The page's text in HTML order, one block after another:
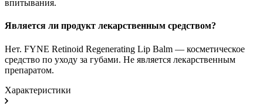
впитывания.
Является ли продукт лекарственным средством?
Нет. FYNE Retinoid Regenerating Lip Balm — косметическое
средство по уходу за губами. Не является лекарственным
препаратом.
Характеристики